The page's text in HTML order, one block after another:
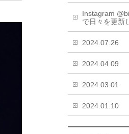
Instagram
で日々を更新
2024.07.26
2024.04.09
2024.03.01
2024.01.10